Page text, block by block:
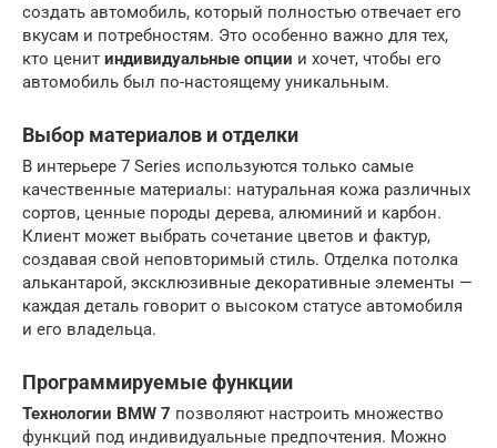
создать автомобиль, который полностью отвечает его
вкусам и потребностям. Это особенно важно для тех,
кто ценит индивидуальные опции и хочет, чтобы его
автомобиль был по-настоящему уникальным.
Выбор материалов и отделки
В интерьере 7 Series используются только самые
качественные материалы: натуральная кожа различных
сортов, ценные породы дерева, алюминий и карбон.
Клиент может выбрать сочетание цветов и фактур,
создавая свой неповторимый стиль. Отделка потолка
алькантарой, эксклюзивные декоративные элементы —
каждая деталь говорит о высоком статусе автомобиля
и его владельца.
Программируемые функции
Технологии BMW 7 позволяют настроить множество
функций под индивидуальные предпочтения. Можно